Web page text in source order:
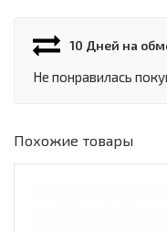
10 Дней на
Не понравилась
Похожие товары